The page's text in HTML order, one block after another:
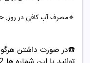
🔹مصرف آب کافی در روز: حداقل 2 لیتر مایعات
☎️در صورت داشتن